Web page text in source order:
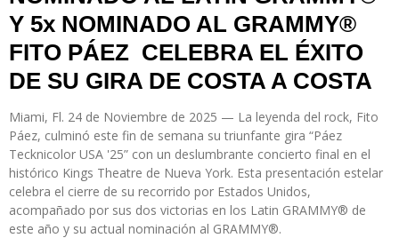
Y 5x NOMINADO AL GRAMMY®
FITO PÁEZ CELEBRA EL ÉXITO
DE SU GIRA DE COSTA A COSTA
Miami, Fl. 24 de Noviembre de 2025 — La leyenda del rock, Fito
Páez, culminó este fin de semana su triunfante gira “Páez
Tecknicolor USA '25” con un deslumbrante concierto final en el
histórico Kings Theatre de Nueva York. Esta presentación estelar
celebra el cierre de su recorrido por Estados Unidos,
acompañado por sus dos victorias en los Latin GRAMMY® de
este año y su actual nominación al GRAMMY®.